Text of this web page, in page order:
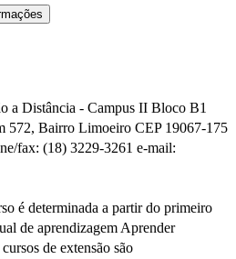
a Distância - Campus II Bloco B1
572, Bairro Limoeiro CEP 19067-175
fax: (18) 3229-3261 e-mail:
é determinada a partir do primeiro
de aprendizagem Aprender
de extensão são